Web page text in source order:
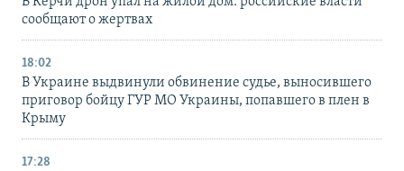
сообщают о жертвах
18:02
В Украине выдвинули обвинение судье, выносившего
приговор бойцу ГУР МО Украины, попавшего в плен в
Крыму
17:28